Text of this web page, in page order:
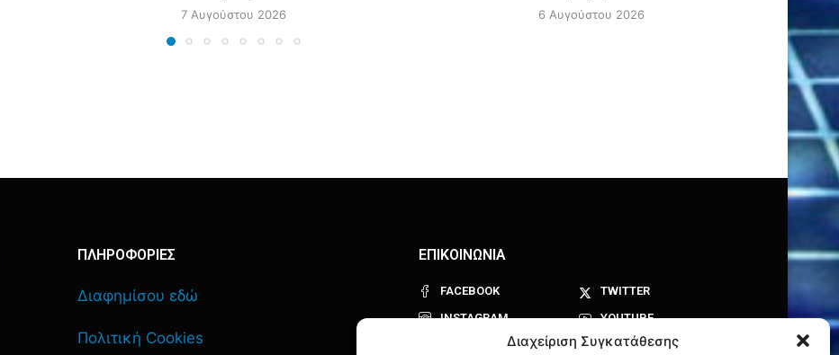
Διαχείριση Συγκατάθεσης
7 Αυγούστου 2026
6 Αυγούστου 2026
ΠΛΗΡΟΦΟΡΙΕΣ
Διαφημίσου εδώ
Πολιτική Cookies
ΕΠΙΚΟΙΝΩΝΙΑ
FACEBOOK
TWITTER
INSTAGRAM
YOUTUBE